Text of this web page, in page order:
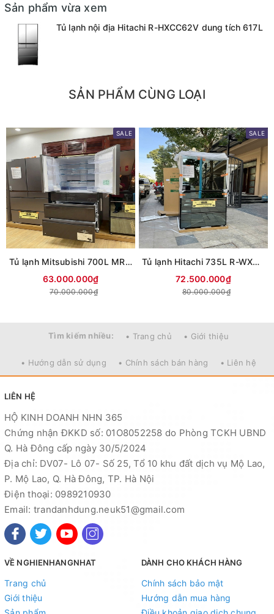
Sản phẩm vừa xem
Tủ lạnh nội địa Hitachi R-HXCC62V dung tích 617L
SẢN PHẨM CÙNG LOẠI
SALE
Tủ lạnh Mitsubishi 700L MR-WXD70M Giảm cực sâu
63.000.000₫
70.000.000₫
SALE
Tủ lạnh Hitachi 735L R-WXC74X Date 2026
72.500.000₫
80.000.000₫
Tìm kiếm nhiều: • Trang chủ • Giới thiệu
• Hướng dẫn sử dụng • Chính sách bán hàng • Liên hệ
LIÊN HỆ
HỘ KINH DOANH NHN 365
Chứng nhận ĐKKD số: 01O8052258 do Phòng TCKH UBND
Q. Hà Đông cấp ngày 30/5/2024
Địa chỉ: DV07- Lô 07- Số 25, Tổ 10 khu đất dịch vụ Mộ Lao,
P. Mộ Lao, Q. Hà Đông, TP. Hà Nội
Điện thoại: 0989210930
Email: trandanhdung.neuk51@gmail.com
VỀ NGHIENHANGNHAT
Trang chủ
Giới thiệu
DÀNH CHO KHÁCH HÀNG
Chính sách bảo mật
Hướng dẫn mua hàng